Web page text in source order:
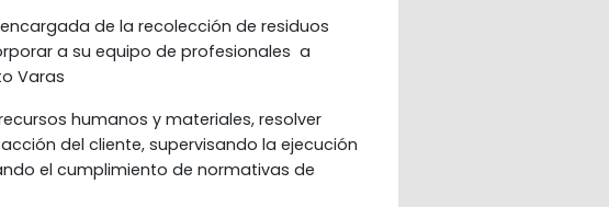
de la recolección de residuos
a su equipo de profesionales  a
Varas
humanos y materiales, resolver
del cliente, supervisando la ejecución
el cumplimiento de normativas de